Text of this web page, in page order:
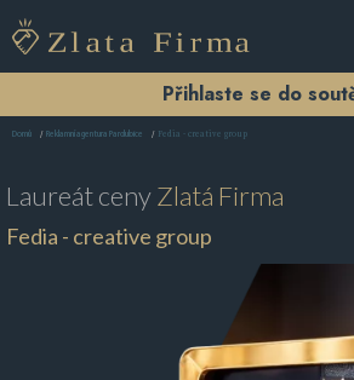
Přihlaste se do
Domů Reklamní agentura Pardubice Fedia - creative group
Laureát cenyZlatá Firma
Fedia - creative group